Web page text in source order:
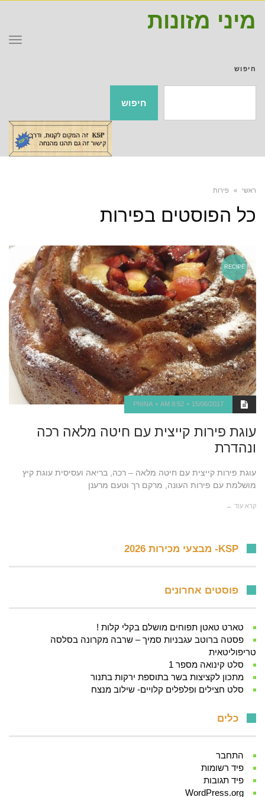
מיני מזונות
חיפוש
חיפוש
ראשי » פירות
כל הפוסטים בפירות
RECIPE
15/06/2017
8:52 AM
PNINA
עוגת פירות קייצית עם חיטה מלאה רכה
ונהדרת
עוגת פירות קייצית עם חיטה מלאה – רכה, בריאה ועסיסית עוגת קיץ
מושלמת עם פירות העונה, מרקם רך וטעם מרענן
קרא עוד ←
KSP- מבצעי מכירות 2026
פוסטים אחרונים
טארט טאטן תפוחים מושלם בקלי קלות !
פסטה ברוטב עגבניות סמיך – שרבה מקרונה בסלסה
טריפוליטאית
סלט קינואה מספר 1
מתכון לקציצות בשר בתוספת ירקות בתנור
סלט חצילים ופלפלים קלויים- שילוב מנצח
כלים
התחבר
פיד רשומות
פיד תגובות
WordPress.org